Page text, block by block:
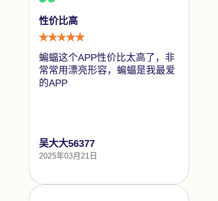
性价比高
蝙蝠这个APP性价比太高了，非
常常用漂亮形容，蝙蝠是我最爱
的APP
吴大大56377
2025年03月21日